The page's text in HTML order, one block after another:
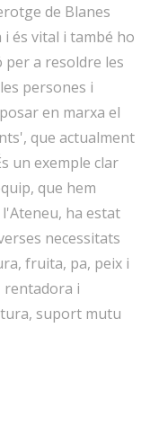
de Blanes
és vital i també ho
a resoldre les
persones i
en marxa el
que actualment
un exemple clar
que hem
ha estat
necessitats
fruita, pa, peix i
rentadora i
suport mutu